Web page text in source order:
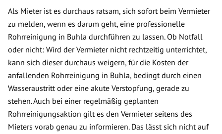
Als Mieter ist es durchaus ratsam, sich sofort beim Vermieter
zu melden, wenn es darum geht, eine professionelle
Rohrreinigung in Buhla durchführen zu lassen. Ob Notfall
oder nicht: Wird der Vermieter nicht rechtzeitig unterrichtet,
kann sich dieser durchaus weigern, für die Kosten der
anfallenden Rohrreinigung in Buhla, bedingt durch einen
Wasseraustritt oder eine akute Verstopfung, gerade zu
stehen. Auch bei einer regelmäßig geplanten
Rohrreinigungsaktion gilt es den Vermieter seitens des
Mieters vorab genau zu informieren. Das lässt sich nicht auf